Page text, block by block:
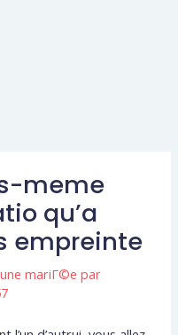
meme
qu’a
empreinte
mariГ©e par